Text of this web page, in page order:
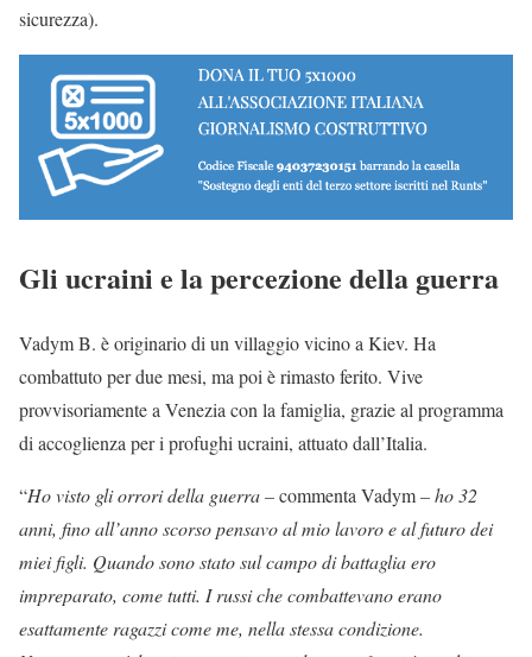
sicurezza).
Gli ucraini e la percezione della guerra
Vadym B. è originario di un villaggio vicino a Kiev. Ha
combattuto per due mesi, ma poi è rimasto ferito. Vive
provvisoriamente a Venezia con la famiglia, grazie al programma
di accoglienza per i profughi ucraini, attuato dall’Italia.
“Ho visto gli orrori della guerra –commenta Vadym– ho 32
anni, fino all’anno scorso pensavo al mio lavoro e al futuro dei
miei figli. Quando sono stato sul campo di battaglia ero
impreparato, come tutti. I russi che combattevano erano
esattamente ragazzi come me, nella stessa condizione.